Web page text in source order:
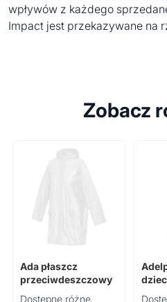
wpływów z każdego
Impact jest przekazywane na
Zobacz
Ada płaszcz
przeciwdeszczowy
Dostępne różne